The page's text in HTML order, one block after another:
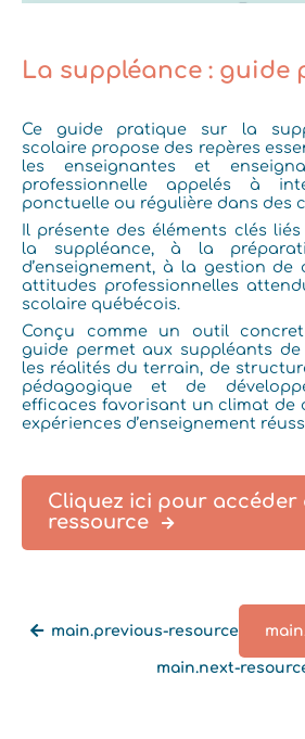
La suppléance : guide
Ce guide pratique sur la
scolaire propose des repères
les enseignantes et
professionnelle appelés à
ponctuelle ou régulière dans des
Il présente des éléments clés
la suppléance, à la
d’enseignement, à la gestion de
attitudes professionnelles
scolaire québécois.
Conçu comme un outil
guide permet aux suppléants
les réalités du terrain, de
pédagogique et de
efficaces favorisant un climat de
expériences d’enseignement
Cliquez ici pour accéder
ressource
main.previous-resource
main.next-